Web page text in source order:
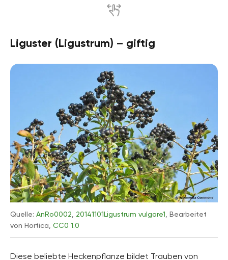
Liguster (Ligustrum) – giftig
Quelle: AnRo0002, 20141101Ligustrum vulgare1, Bearbeitet
von Hortica, CC0 1.0
Diese beliebte Heckenpflanze bildet Trauben von